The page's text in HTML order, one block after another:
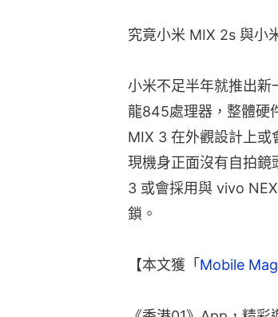
究竟小米 MIX 2s 與小
小米不足半年就推出
龍845處理器，整體硬
MIX 3 在外觀設計上或
現機身正面沒有自拍鏡
3 或會採用與 vivo
鎖。
【本文獲「Mobile